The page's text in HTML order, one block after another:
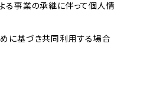
る事業の承継に伴って個人情
めに基づき共同利用する場合